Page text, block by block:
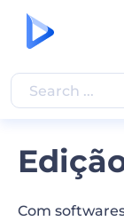
Com